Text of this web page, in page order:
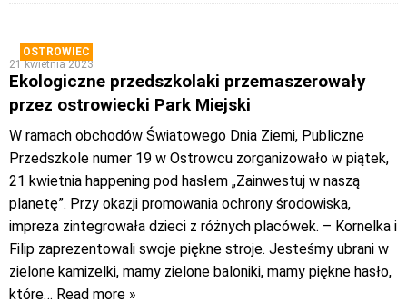
OSTROWIEC
21 kwietnia 2023
Ekologiczne przedszkolaki przemaszerowały
przez ostrowiecki Park Miejski
W ramach obchodów Światowego Dnia Ziemi, Publiczne
Przedszkole numer 19 w Ostrowcu zorganizowało w piątek,
21 kwietnia happening pod hasłem „Zainwestuj w naszą
planetę”. Przy okazji promowania ochrony środowiska,
impreza zintegrowała dzieci z różnych placówek. – Kornelka i
Filip zaprezentowali swoje piękne stroje. Jesteśmy ubrani w
zielone kamizelki, mamy zielone baloniki, mamy piękne hasło,
które… Read more »